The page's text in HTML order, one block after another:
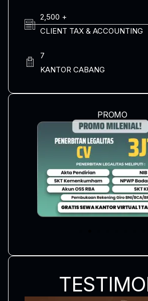
2,500 +
CLIENT TAX & ACCOUNTING
7
KANTOR CABANG
PROMO